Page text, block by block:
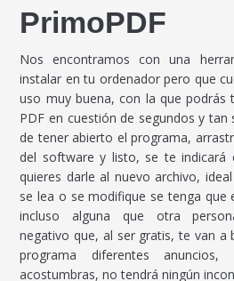
PrimoPDF
Nos encontramos con una
instalar en tu ordenador pero que
uso muy buena, con la que podrás
PDF en cuestión de segundos y
de tener abierto el programa,
del software y listo, se te indicará
quieres darle al nuevo archivo,
se lea o se modifique se tenga que
incluso alguna que otra
negativo que, al ser gratis, te van a
programa diferentes
acostumbras, no tendrá ningún